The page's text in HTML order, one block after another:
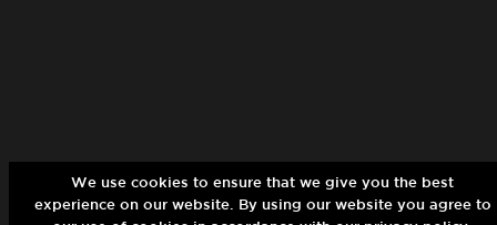
We use cookies to ensure that we give you the best
experience on our website. By using our website you agree to